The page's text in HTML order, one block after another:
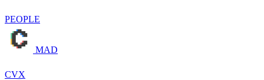
PEOPLE
MAD
CVX